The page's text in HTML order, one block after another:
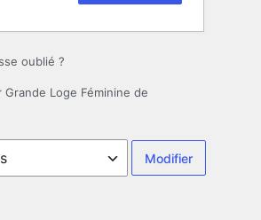
oublié ?
Loge Féminine de